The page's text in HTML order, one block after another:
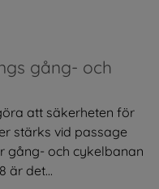
gång- och
att säkerheten för
stärks vid passage
gång- och cykelbanan
är det...